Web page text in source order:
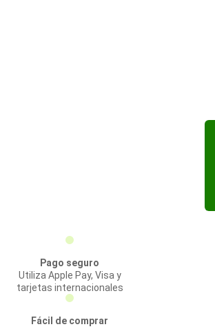
Pago seguro
Utiliza Apple Pay, Visa y
tarjetas internacionales
Fácil de comprar